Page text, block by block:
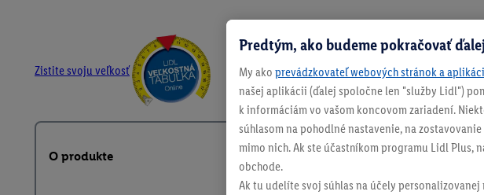
Zistite svoju veľkosť
O produkte
Predtým, ako budeme pokračovať
My ako prevádzkovateľ webových stránok a
našej aplikácii (ďalej spoločne len "služby Lidl")
k informáciám vo vašom koncovom zariadení.
súhlasom na pohodlné nastavenie, na
mimo nich. Ak ste účastníkom programu Lidl Plus,
obchode.
Ak tu udelíte svoj súhlas na účely